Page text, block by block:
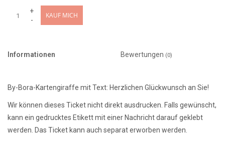
+
-
KAUF MICH
Informationen Bewertungen (0)
By-Bora-Kartengiraffe mit Text: Herzlichen Glückwunsch an Sie!
Wir können dieses Ticket nicht direkt ausdrucken. Falls gewünscht,
kann ein gedrucktes Etikett mit einer Nachricht darauf geklebt
werden. Das Ticket kann auch separat erworben werden.